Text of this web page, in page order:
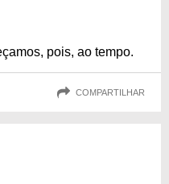
pois, ao tempo.
COMPARTILHAR